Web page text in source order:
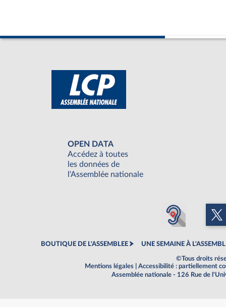
OPEN DATA
Accédez à toutes
les données de
l'Assemblée nationale
BOUTIQUE DE L'ASSEMBLEE UNE SEMAINE À
©Tous droits
Mentions légales
Accessibilité : partiellement
Assemblée nationale - 126 Rue de